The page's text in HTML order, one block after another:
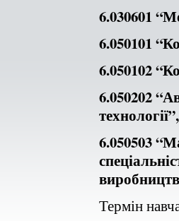
6.030601
6.050101
6.050102
6.050202
технології”,
6.050503
Термін